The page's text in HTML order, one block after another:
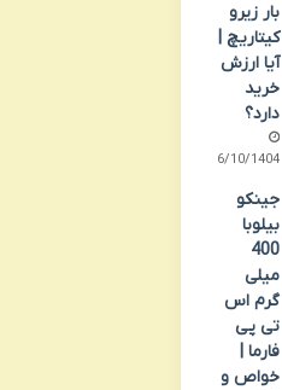
بار زیرو
کیتاریچ |
آیا ارزش
خرید
دارد؟
06/10/1404
جینکو
بیلوبا
400
میلی
گرم اس
تی پی
فارما |
خواص و